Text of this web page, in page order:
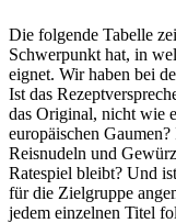
Die folgende Tabelle
Schwerpunkt hat, in
eignet. Wir haben bei
Ist das
das Original, nicht wie
europäischen
Reisnudeln und
Ratespiel bleibt? Und
für die Zielgruppe
jedem einzelnen Titel